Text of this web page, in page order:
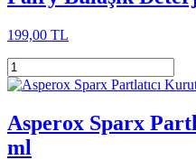
199,00 TL
Asperox Sparx
ml